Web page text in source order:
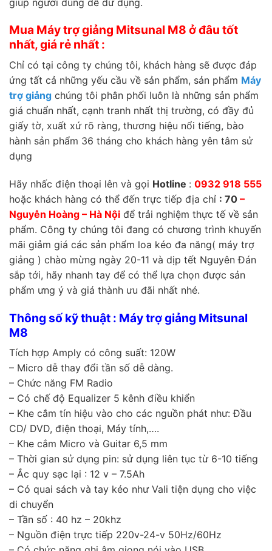
Mua Máy trợ giảng Mitsunal M8 ở đâu tốt
nhất, giá rẻ nhất :
Chỉ có tại công ty chúng tôi, khách hàng sẽ được đáp
ứng tất cả những yếu cầu về sản phẩm, sản phẩm Máy
trợ giảng chúng tôi phân phối luôn là những sản phẩm
giá chuẩn nhất, cạnh tranh nhất thị trường, có đầy đủ
giấy tờ, xuất xứ rõ ràng, thương hiệu nổi tiếng, bào
hành sản phẩm 36 tháng cho khách hàng yên tâm sử
dụng
Hãy nhấc điện thoại lên và gọi Hotline : 0932 918 555
hoặc khách hàng có thể đến trực tiếp địa chỉ : 70 –
Nguyễn Hoàng – Hà Nội để trải nghiệm thực tế về sản
phẩm. Công ty chúng tôi đang có chương trình khuyến
mãi giảm giá các sản phẩm loa kéo đa năng( máy trợ
giảng ) chào mừng ngày 20-11 và dịp tết Nguyên Đán
sắp tới, hãy nhanh tay để có thể lựa chọn được sản
phẩm ưng ý và giá thành ưu đãi nhất nhé.
Thông số kỹ thuật : Máy trợ giảng Mitsunal
M8
Tích hợp Amply có công suất: 120W
– Micro dễ thay đổi tần số dễ dàng.
– Chức năng FM Radio
– Có chế độ Equalizer 5 kênh điều khiển
– Khe cắm tín hiệu vào cho các nguồn phát như: Đầu
CD/ DVD, điện thoại, Máy tính,….
– Khe cắm Micro và Guitar 6,5 mm
– Thời gian sử dụng pin: sử dụng liên tục từ 6-10 tiếng
– Ắc quy sạc lại : 12 v – 7.5Ah
– Có quai sách và tay kéo như Vali tiện dụng cho việc
di chuyển
– Tần số : 40 hz – 20khz
– Nguồn điện trực tiếp 220v-24-v 50Hz/60Hz